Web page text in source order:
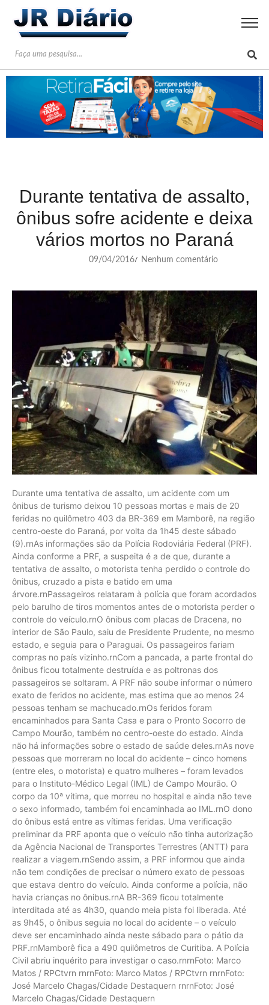
Durante tentativa de assalto,
ônibus sofre acidente e deixa
vários mortos no Paraná
09/04/2016/ Nenhum comentário
Durante uma tentativa de assalto, um acidente com um
ônibus de turismo deixou 10 pessoas mortas e mais de 20
feridas no quilômetro 403 da BR-369 em Mamborê, na região
centro-oeste do Paraná, por volta da 1h45 deste sábado
(9).rnAs informações são da Polícia Rodoviária Federal (PRF).
Ainda conforme a PRF, a suspeita é a de que, durante a
tentativa de assalto, o motorista tenha perdido o controle do
ônibus, cruzado a pista e batido em uma
árvore.rnPassageiros relataram à polícia que foram acordados
pelo barulho de tiros momentos antes de o motorista perder o
controle do veículo.rnO ônibus com placas de Dracena, no
interior de São Paulo, saiu de Presidente Prudente, no mesmo
estado, e seguia para o Paraguai. Os passageiros fariam
compras no país vizinho.rnCom a pancada, a parte frontal do
ônibus ficou totalmente destruída e as poltronas dos
passageiros se soltaram. A PRF não soube informar o número
exato de feridos no acidente, mas estima que ao menos 24
pessoas tenham se machucado.rnOs feridos foram
encaminhados para Santa Casa e para o Pronto Socorro de
Campo Mourão, também no centro-oeste do estado. Ainda
não há informações sobre o estado de saúde deles.rnAs nove
pessoas que morreram no local do acidente – cinco homens
(entre eles, o motorista) e quatro mulheres – foram levados
para o Instituto-Médico Legal (IML) de Campo Mourão. O
corpo da 10ª vítima, que morreu no hospital e ainda não teve
o sexo informado, também foi encaminhada ao IML.rnO dono
do ônibus está entre as vítimas feridas. Uma verificação
preliminar da PRF aponta que o veículo não tinha autorização
da Agência Nacional de Transportes Terrestres (ANTT) para
realizar a viagem.rnSendo assim, a PRF informou que ainda
não tem condições de precisar o número exato de pessoas
que estava dentro do veículo. Ainda conforme a polícia, não
havia crianças no ônibus.rnA BR-369 ficou totalmente
interditada até as 4h30, quando meia pista foi liberada. Até
as 9h45, o ônibus seguia no local do acidente – o veículo
deve ser encaminhado ainda neste sábado para o pátio da
PRF.rnMamborê fica a 490 quilômetros de Curitiba. A Polícia
Civil abriu inquérito para investigar o caso.rnrnFoto: Marco
Matos / RPCtvrn rnrnFoto: Marco Matos / RPCtvrn rnrnFoto:
José Marcelo Chagas/Cidade Destaquern rnrnFoto: José
Marcelo Chagas/Cidade Destaquern